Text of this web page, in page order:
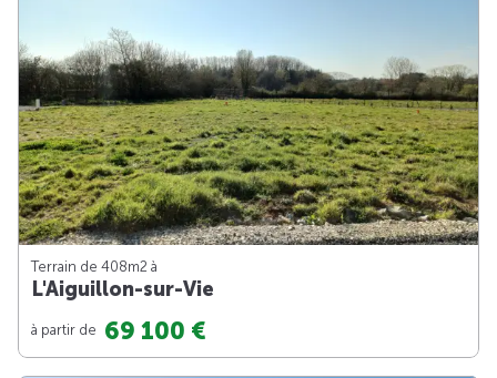
Terrain de 408m2 à
L'Aiguillon-sur-Vie
à partir de 69 100 €